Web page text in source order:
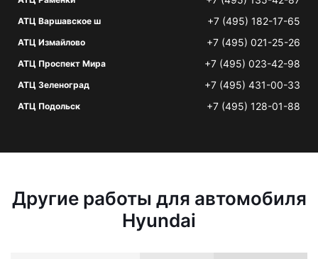
АТЦ Варшавское ш +7 (495) 182-17-65
АТЦ Измайлово +7 (495) 021-25-26
АТЦ Проспект Мира +7 (495) 023-42-98
АТЦ Зеленоград +7 (495) 431-00-33
АТЦ Подольск +7 (495) 128-01-88
Другие работы для автомобиля
Hyundai